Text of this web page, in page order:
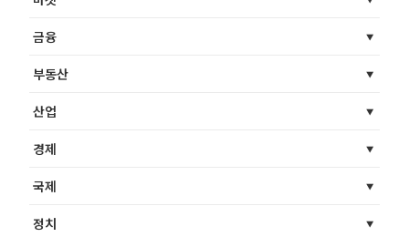
금융
부동산
산업
경제
국제
정치